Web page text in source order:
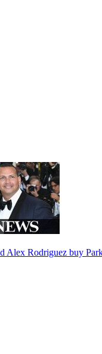
Alex Rodriguez buy